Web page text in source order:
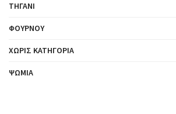
ΤΗΓΆΝΙ
ΦΟΎΡΝΟΥ
ΧΩΡΊΣ ΚΑΤΗΓΟΡΊΑ
ΨΩΜΙΆ